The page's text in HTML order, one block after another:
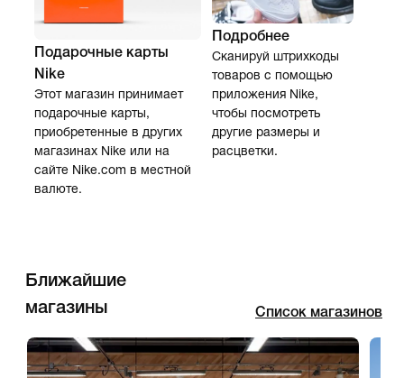
Подарочные карты
Nike
Этот магазин принимает
подарочные карты,
приобретенные в других
магазинах Nike или на
сайте Nike.com в местной
валюте.
Подробнее
Сканируй штрихкоды
товаров с помощью
приложения Nike,
чтобы посмотреть
другие размеры и
расцветки.
Ближайшие
магазины
Список магазинов